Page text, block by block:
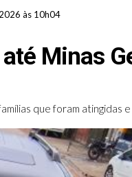
às 10h04
Minas
que foram atingidas